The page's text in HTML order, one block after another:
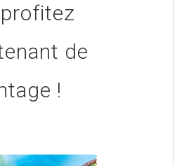
de
!